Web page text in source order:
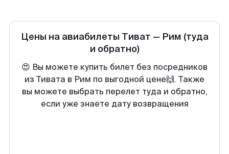
Цены на авиабилеты Тиват — Рим (туда
и обратно)
😍 Вы можете купить билет без посредников
из Тивата в Рим по выгодной цене🙌. Также
вы можете выбрать перелет туда и обратно,
если уже знаете дату возвращения